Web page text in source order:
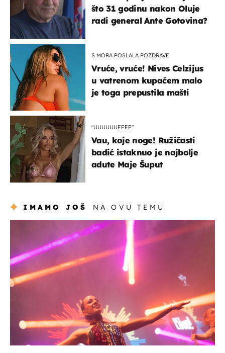
što 31 godinu nakon Oluje
radi general Ante Gotovina?
S MORA POSLALA POZDRAVE
Vruće, vruće! Nives Celzijus
u vatrenom kupaćem malo
je toga prepustila mašti
"UUUUUUFFFF"
Vau, koje noge! Ružičasti
badić istaknuo je najbolje
adute Maje Šuput
IMAMO JOŠ NA OVU TEMU